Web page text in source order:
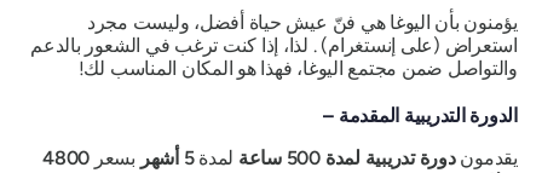
يؤمنون بأن اليوغا هي فنّ عيش حياة أفضل، وليست مجرد
استعراض (على إنستغرام). لذا، إذا كنت ترغب في الشعور بالدعم
والتواصل ضمن مجتمع اليوغا، فهذا هو المكان المناسب لك!
الدورة التدريبية المقدمة –
يقدموندورة تدريبية لمدة 500 ساعة لمدة5 أشهر بسعر4800